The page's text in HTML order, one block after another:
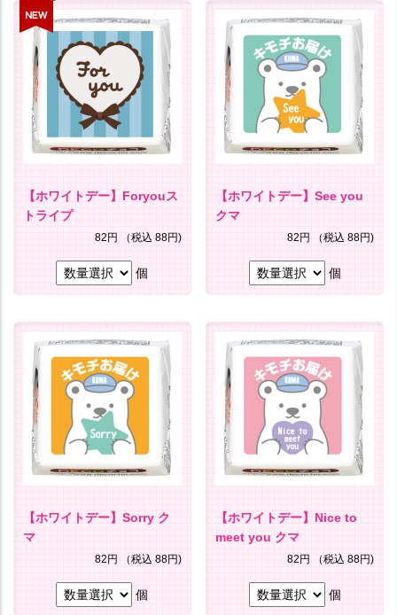
【ホワイトデー】Foryouス
トライプ
82円 （税込 88円)
個
【ホワイトデー】See you
クマ
82円 （税込 88円)
個
【ホワイトデー】Sorry ク
マ
82円 （税込 88円)
個
【ホワイトデー】Nice to
meet you クマ
82円 （税込 88円)
個